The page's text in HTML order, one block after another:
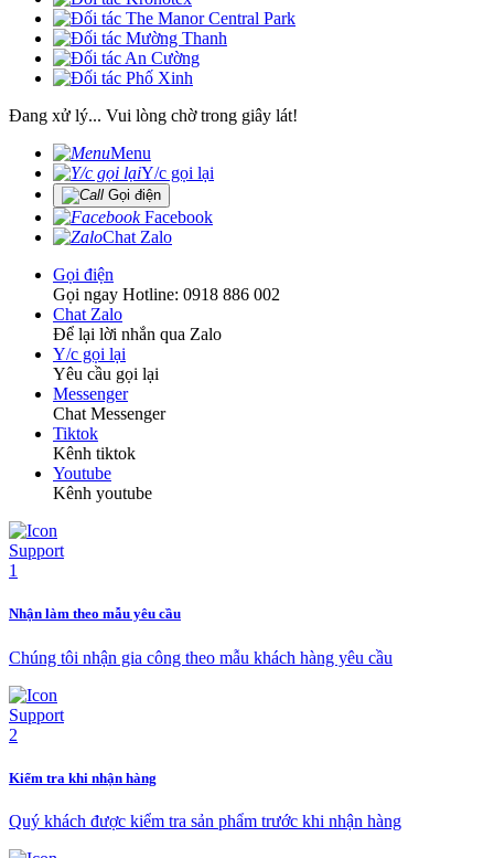
Đang xử lý... Vui lòng chờ trong giây lát!
Menu
Y/c gọi lại
Gọi điện
Facebook
Chat Zalo
Gọi điện
Gọi ngay Hotline: 0918 886 002
Chat Zalo
Để lại lời nhắn qua Zalo
Y/c gọi lại
Yêu cầu gọi lại
Messenger
Chat Messenger
Tiktok
Kênh tiktok
Youtube
Kênh youtube
Nhận làm theo mẫu yêu cầu
Chúng tôi nhận gia công theo mẫu khách hàng yêu cầu
Kiểm tra khi nhận hàng
Quý khách được kiểm tra sản phẩm trước khi nhận hàng